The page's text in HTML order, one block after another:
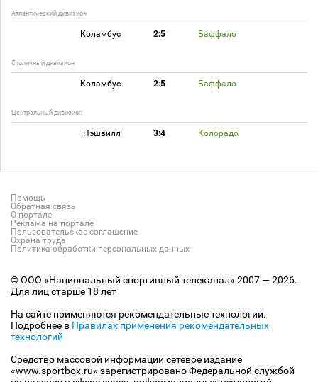
Атлантический дивизион
Коламбус 2:5 Баффало
Столичный дивизион
Коламбус 2:5 Баффало
Центральный дивизион
Нэшвилл 3:4 Колорадо
Помощь
Обратная связь
О портале
Реклама на портале
Пользовательское соглашение
Охрана труда
Политика обработки персональных данных
© ООО «Национальный спортивный телеканал» 2007 — 2026.
Для лиц старше 18 лет
На сайте применяются рекомендательные технологии.
Подробнее в Правилах применения рекомендательных
технологий
Средство массовой информации сетевое издание
«www.sportbox.ru» зарегистрировано Федеральной службой